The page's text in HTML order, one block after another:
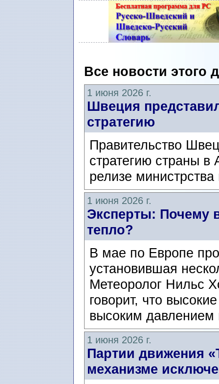
Все новости этого
1 июня 2026 г.
Швеция
стратегию
Правительство
стратегию страны в
релизе
1 июня 2026 г.
Эксперты: Почему
тепло?
В мае по Европе
установившая
Метеоролог Нильс
говорит, что
высоким давлением
1 июня 2026 г.
Партии движения
механизме